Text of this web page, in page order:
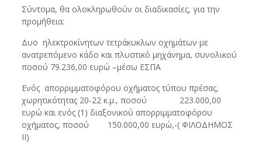
Σύντομα, θα ολοκληρωθούν οι διαδικασίες, για την
προμήθεια:
Δυο ηλεκτροκίνητων τετράκυκλων οχημάτων με
ανατρεπόμενο κάδο και πλυστικό μηχάνημα, συνολικού
ποσού 79.236,00 ευρώ –μέσω ΕΣΠΑ
Ενός απορριμματοφόρου οχήματος τύπου πρέσας,
χωρητικότητας 20-22 κ.μ., ποσού 223.000,00
ευρώ και ενός (1) διαξονικού απορριμματοφόρου
οχήματος, ποσού 150.000,00 ευρώ,-( ΦΙΛΟΔΗΜΟΣ
ΙΙ)